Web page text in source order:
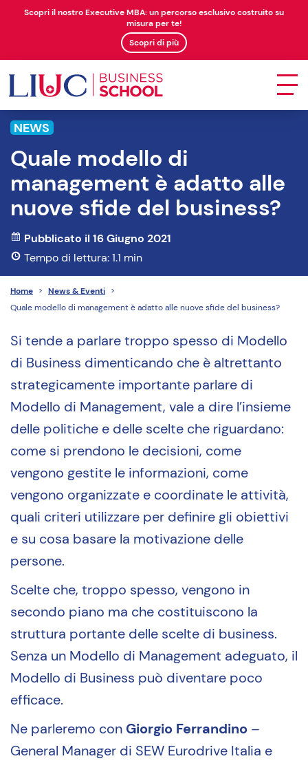
Scopri il nostro Executive MBA: un percorso esclusivo costruito su
misura per te!
Scopri di più
NEWS
Quale modello di
management è adatto alle
nuove sfide del business?
Pubblicato il 16 Giugno 2021
Tempo di lettura: 1.1 min
Home > News & Eventi >
Quale modello di management è adatto alle nuove sfide del business?
Si tende a parlare troppo spesso di Modello
di Business dimenticando che è altrettanto
strategicamente importante parlare di
Modello di Management, vale a dire l’insieme
delle politiche e delle scelte che riguardano:
come si prendono le decisioni, come
vengono gestite le informazioni, come
vengono organizzate e coordinate le attività,
quali criteri utilizzare per definire gli obiettivi
e su cosa basare la motivazione delle
persone.
Scelte che, troppo spesso, vengono in
secondo piano ma che costituiscono la
struttura portante delle scelte di business.
Senza un Modello di Management adeguato, il
Modello di Business può diventare poco
efficace.
Ne parleremo con Giorgio Ferrandino –
General Manager di SEW Eurodrive Italia e